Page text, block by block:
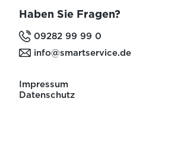
Haben Sie Fragen?
09282 99 99 0
info@smartservice.de
Impressum
Datenschutz